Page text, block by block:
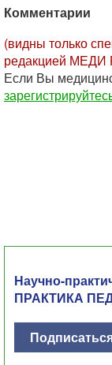
Комментарии
(видны только
редакцией МЕДИ
Если Вы
Научно-
ПРАКТИКА